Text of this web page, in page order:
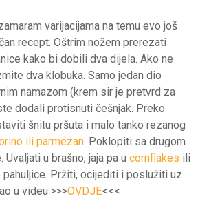
varijacijama na temu evo još
recept. Oštrim nožem prerezati
kako bi dobili dva dijela. Ako ne
dva klobuka. Samo jedan dio
namazom (krem sir je pretvrd za
dodali protisnuti češnjak. Preko
šnitu pršuta i malo tanko rezanog
ili parmezan . Poklopiti sa drugom
u brašno, jaja pa u cornflakes ili
pahuljice. Pržiti, ocijediti i poslužiti uz
u videu >>>OVDJE<<<